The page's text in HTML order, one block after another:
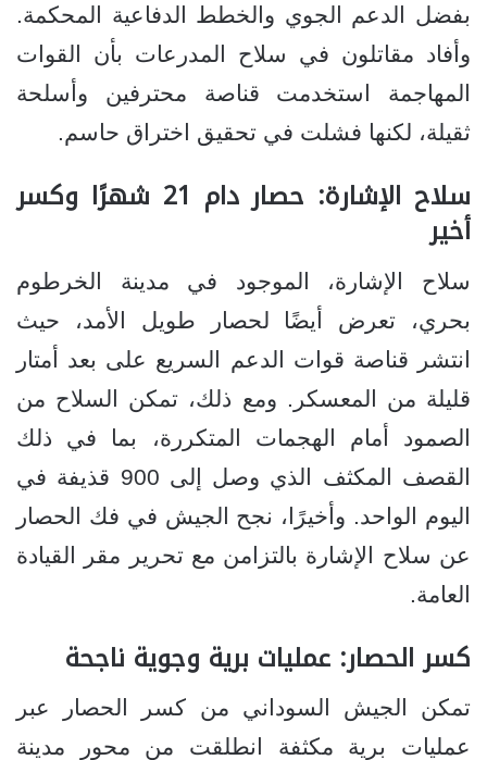
بفضل الدعم الجوي والخطط الدفاعية المحكمة.
وأفاد مقاتلون في سلاح المدرعات بأن القوات
المهاجمة استخدمت قناصة محترفين وأسلحة
ثقيلة، لكنها فشلت في تحقيق اختراق حاسم.
سلاح الإشارة: حصار دام 21 شهرًا وكسر
أخير
سلاح الإشارة، الموجود في مدينة الخرطوم
بحري، تعرض أيضًا لحصار طويل الأمد، حيث
انتشر قناصة قوات الدعم السريع على بعد أمتار
قليلة من المعسكر. ومع ذلك، تمكن السلاح من
الصمود أمام الهجمات المتكررة، بما في ذلك
القصف المكثف الذي وصل إلى 900 قذيفة في
اليوم الواحد. وأخيرًا، نجح الجيش في فك الحصار
عن سلاح الإشارة بالتزامن مع تحرير مقر القيادة
العامة.
كسر الحصار: عمليات برية وجوية ناجحة
تمكن الجيش السوداني من كسر الحصار عبر
عمليات برية مكثفة انطلقت من محور مدينة